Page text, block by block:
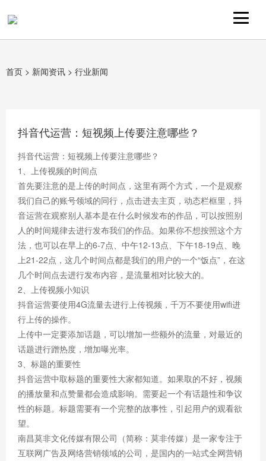
首页 > 新闻资讯 > 行业新闻
抖音代运营：短视频上传要注意哪些？
抖音代运营：短视频上传要注意哪些？
1、上传视频的时间点
首先要注意的是上传的时间点，这里有两个方式，一个是观察
我们自己的账号领域的同行，点击进去主页，动态栏框里，抖
音运营在观察别人基本是在什么时候发布的作品，可以按照别
人的时间规律去进行发布我们的作品。如果你不想按照这个方
法，也可以在早上的6-7点、中午12-13点、下午18-19点、晚
上21-22点，这几个时间点都是我们的用户的一个“饭点”，在这
几个时间点去进行发布内容，是流量相对比较大的。
2、上传视频小知识
抖音运营要使用4G流量去进行上传视频，千万不要使用wifi进
行上传的操作。
上传中一定要添加话题，可以增加一些额外的流量，对最近的
话题进行蹭热度，增加曝光率。
3、标题的重要性
抖音运营中取标题的重要性大家都知道。如果取的不好，视频
的播放量和点赞量都会造成影响。需要起一个有话题性和争议
性的标题。标题需要有一个完整的故事性，引起用户的观看欲
望。
南昌莫非文化传媒有限公司（简称：莫非传媒）是一家专注于
互联网广告及网络营销领域的公司，是国内的一站式全网营销